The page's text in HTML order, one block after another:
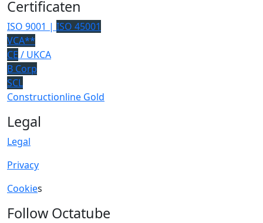
Certificaten
ISO 9001 | ISO 45001
VCA**
CE / UKCA
B Corp
SCL
Constructionline Gold
Legal
Legal
Privacy
Cookies
Follow Octatube